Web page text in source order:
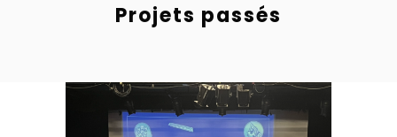
Projets passés